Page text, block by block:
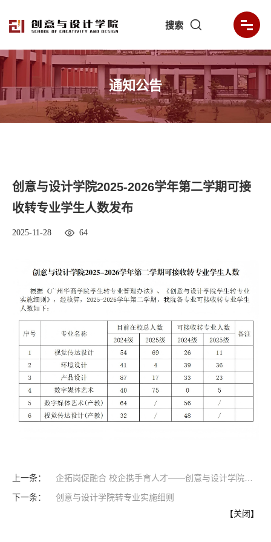
搜索
现任领导
党政建设
组织机构
师资力量
合作评估
通知公告
创意与设计学院2025-2026学年第二学期可接
收转专业学生人数发布
2025-11-28 64
创意与设计学院转专业实施细则
【关闭】